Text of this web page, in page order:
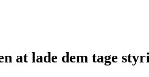
at lade dem tage